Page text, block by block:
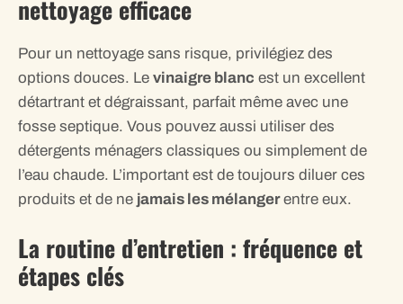
nettoyage efficace
Pour un nettoyage sans risque, privilégiez des
options douces. Le vinaigre blanc est un excellent
détartrant et dégraissant, parfait même avec une
fosse septique. Vous pouvez aussi utiliser des
détergents ménagers classiques ou simplement de
l’eau chaude. L’important est de toujours diluer ces
produits et de ne jamais les mélangerentre eux.
La routine d’entretien : fréquence et
étapes clés